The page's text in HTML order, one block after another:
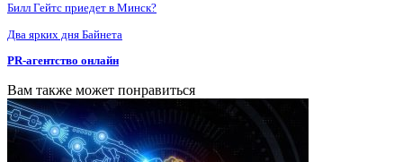
Билл Гейтс приедет в Минск?
Два ярких дня Байнета
PR-агентство онлайн
Вам также может понравиться